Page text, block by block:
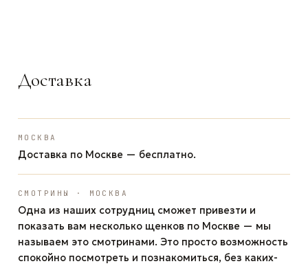
Доставка
МОСКВА
Доставка по Москве — бесплатно.
СМОТРИНЫ · МОСКВА
Одна из наших сотрудниц сможет привезти и
показать вам несколько щенков по Москве — мы
называем это смотринами. Это просто возможность
спокойно посмотреть и познакомиться, без каких-